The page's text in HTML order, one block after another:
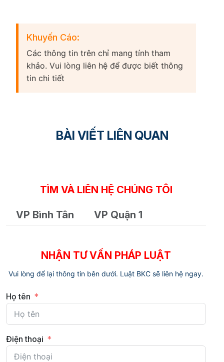
Khuyến Cáo:
Các thông tin trên chỉ mang tính tham
khảo. Vui lòng liên hệ để được biết thông
tin chi tiết
BÀI VIẾT LIÊN QUAN
TÌM VÀ LIÊN HỆ CHÚNG TÔI
VP Bình Tân VP Quận 1
NHẬN TƯ VẤN PHÁP LUẬT
Vui lòng để lại thông tin bên dưới. Luật BKC sẽ liên hệ ngay.
Họ tên
Điện thoại